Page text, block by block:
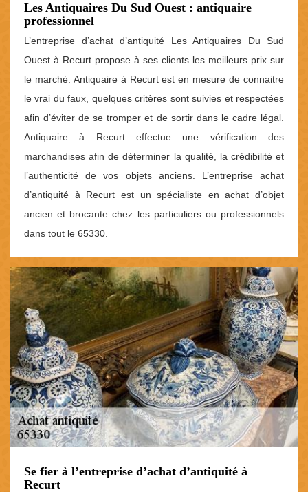
Les Antiquaires Du Sud Ouest : antiquaire
professionnel
L’entreprise d’achat d’antiquité Les Antiquaires Du Sud
Ouest à Recurt propose à ses clients les meilleurs prix sur
le marché. Antiquaire à Recurt est en mesure de connaitre
le vrai du faux, quelques critères sont suivies et respectées
afin d’éviter de se tromper et de sortir dans le cadre légal.
Antiquaire à Recurt effectue une vérification des
marchandises afin de déterminer la qualité, la crédibilité et
l’authenticité de vos objets anciens. L’entreprise achat
d’antiquité à Recurt est un spécialiste en achat d’objet
ancien et brocante chez les particuliers ou professionnels
dans tout le 65330.
Se fier à l’entreprise d’achat d’antiquité à
Recurt